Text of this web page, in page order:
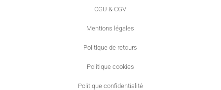
CGU & CGV
Mentions légales
Politique de retours
Politique cookies
Politique confidentialité